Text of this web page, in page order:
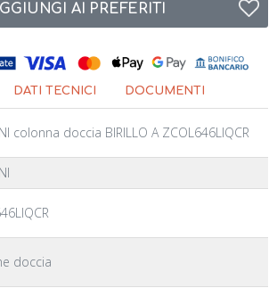
AI PREFERITI
DATI TECNICI DOCUMENTI
colonna doccia BIRILLO A ZCOL646LIQCR
doccia